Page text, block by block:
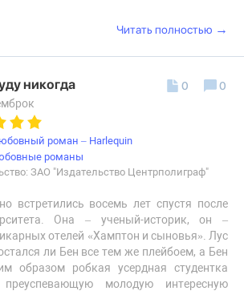
Читать полностью →
никогда
роман – Harlequin
романы
ЗАО "Издательство Центрполиграф"
встретились восемь лет спустя после
Она – ученый-историк, он –
отелей «Хамптон и сыновья». Лус
ли Бен все тем же плейбоем, а Бен
образом робкая усердная студентка
молодую интересную
0 0